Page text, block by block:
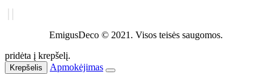
EmigusDeco © 2021. Visos teisės saugomos.
pridėta į krepšelį.
Krepšelis Apmokėjimas